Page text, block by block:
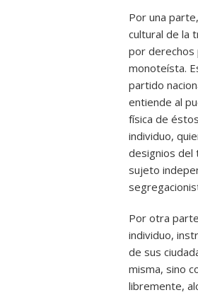
Por una
cultural de la
por derechos
monoteísta.
partido
entiende al
física de
individuo,
designios del
sujeto
Por otra
individuo,
de sus
misma, sino
libremente,